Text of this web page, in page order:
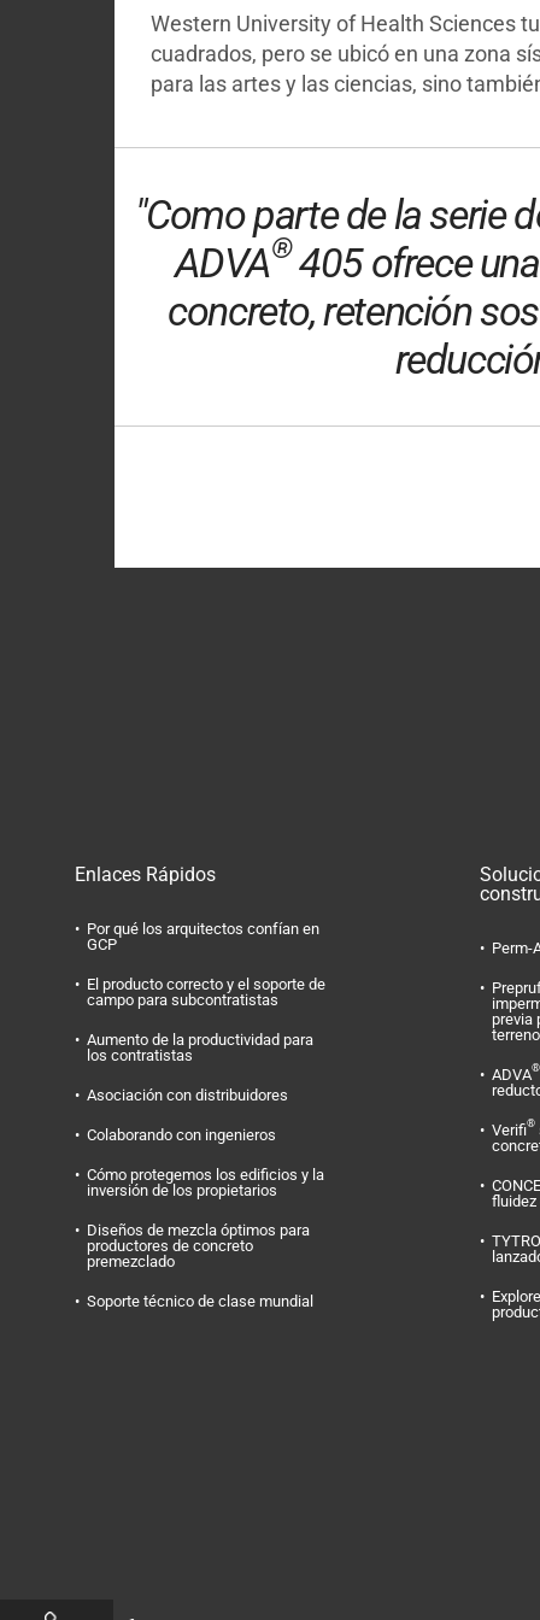
Western University of Health Sciences
cuadrados, pero se ubicó en una zona
para las artes y las ciencias, sino
"Como parte de la serie
ADVA®405 ofrece
concreto, retención
Enlaces Rápidos
Por qué los arquitectos confían en
GCP
El producto correcto y el soporte de
campo para subcontratistas
Aumento de la productividad para
los contratistas
Asociación con distribuidores
Colaborando con ingenieros
Cómo protegemos los edificios y la
inversión de los propietarios
Diseños de mezcla óptimos para
productores de concreto
premezclado
Soporte técnico de clase mundial
Perm-
previa
terreno
ADVA®
Verifi®
fluidez
TYTRO